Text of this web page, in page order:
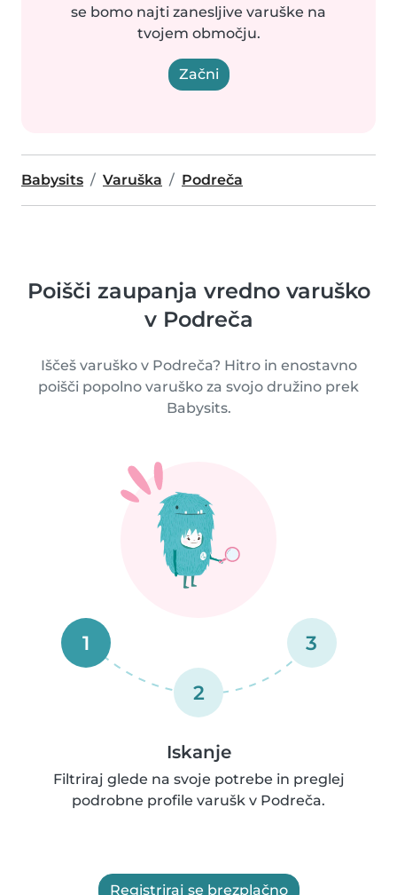
se bomo najti zanesljive varuške na
tvojem območju.
Začni
Babysits Varuška Podreča
Poišči zaupanja vredno varuško
v Podreča
Iščeš varuško v Podreča? Hitro in enostavno
poišči popolno varuško za svojo družino prek
Babysits.
1
2
3
Iskanje
Filtriraj glede na svoje potrebe in preglej
podrobne profile varušk v Podreča.
Registriraj se brezplačno